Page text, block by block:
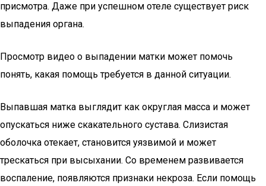
присмотра. Даже при успешном отеле существует риск
выпадения органа.
Просмотр видео о выпадении матки может помочь
понять, какая помощь требуется в данной ситуации.
Выпавшая матка выглядит как округлая масса и может
опускаться ниже скакательного сустава. Слизистая
оболочка отекает, становится уязвимой и может
трескаться при высыхании. Со временем развивается
воспаление, появляются признаки некроза. Если помощь